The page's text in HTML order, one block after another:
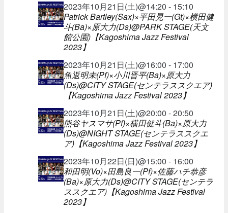
2023年10月21日(土)@14:20 - 15:10
Patrick Bartley(Sax)×平田晃一(Gt)×横田健
斗(Ba)×原大力(Ds)@PARK STAGE(天文
館公園)【Kagoshima Jazz Festival
2023】
2023年10月21日(土)@16:00 - 17:00
魚返明未(Pf)×小川晋平(Ba)×原大力
(Ds)@CITY STAGE(センテラススクエア)
【Kagoshima Jazz Festival 2023】
2023年10月21日(土)@20:00 - 20:50
熊谷ヤスマサ(Pf)×横田健斗(Ba)×原大力
(Ds)@NIGHT STAGE(センテラススクエ
ア)【Kagoshima Jazz Festival 2023】
2023年10月22日(日)@15:00 - 16:00
和田明(Vo)×田島良一(Pf)×佐藤ハチ恭彦
(Ba)×原大力(Ds)@CITY STAGE(センテラ
ススクエア)【Kagoshima Jazz Festival
2023】